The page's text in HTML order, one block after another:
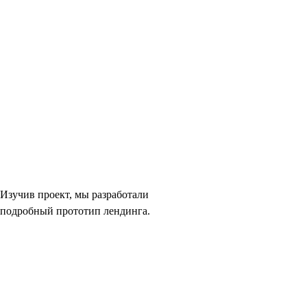
Изучив проект, мы разработали
подробный прототип лендинга.